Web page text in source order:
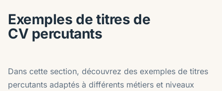
Exemples de titres de
CV percutants
Dans cette section, découvrez des exemples de titres
percutants adaptés à différents métiers et niveaux